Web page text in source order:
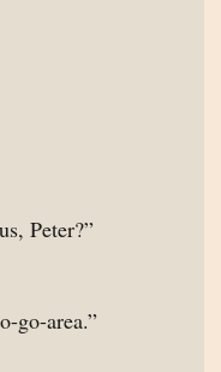
Peter?”
go-area.”